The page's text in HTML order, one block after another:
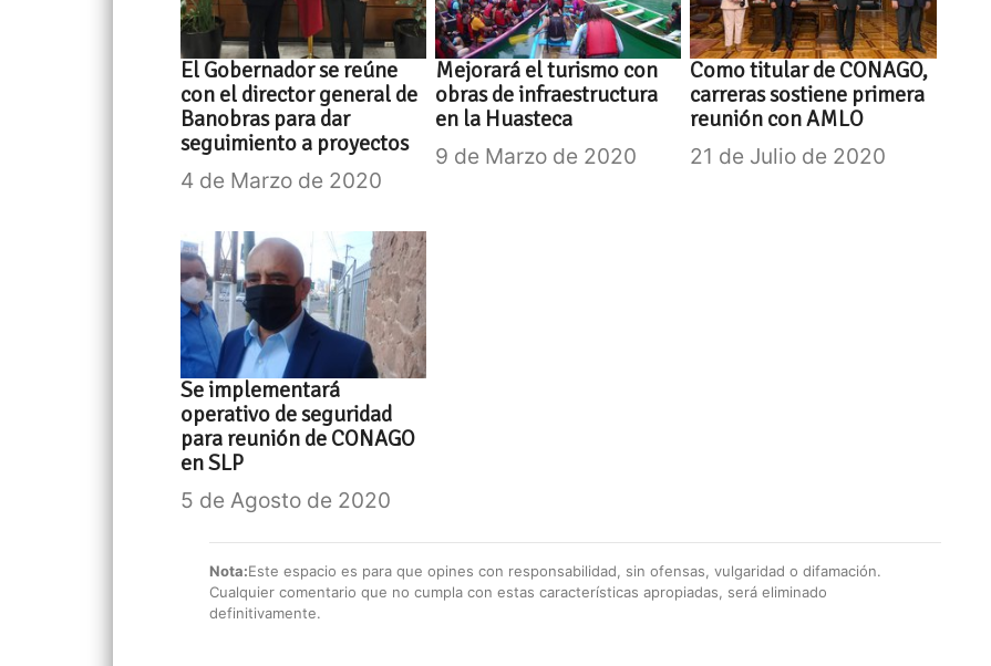
El Gobernador se reúne
con el director general de
Banobras para dar
seguimiento a proyectos
4 de Marzo de 2020
Mejorará el turismo con
obras de infraestructura
en la Huasteca
9 de Marzo de 2020
Como titular de CONAGO,
carreras sostiene primera
reunión con AMLO
21 de Julio de 2020
Se implementará
operativo de seguridad
para reunión de CONAGO
en SLP
5 de Agosto de 2020
Nota:Este espacio es para que opines con responsabilidad, sin ofensas, vulgaridad o difamación.
Cualquier comentario que no cumpla con estas características apropiadas, será eliminado
definitivamente.